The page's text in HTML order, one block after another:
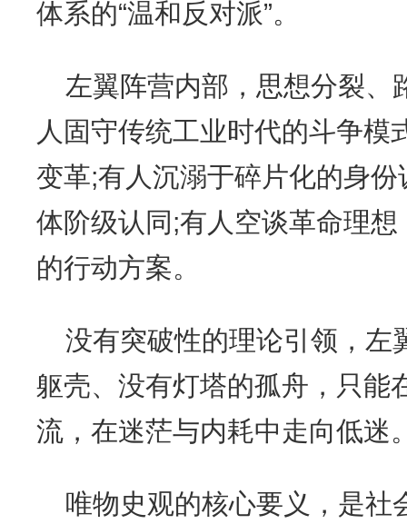
体系的“温和反对派”。
左翼阵营内部，思想分裂、
人固守传统工业时代的斗争模
变革;有人沉溺于碎片化的身
体阶级认同;有人空谈革命理
的行动方案。
没有突破性的理论引领，左
躯壳、没有灯塔的孤舟，只能
流，在迷茫与内耗中走向低迷
唯物史观的核心要义，是社